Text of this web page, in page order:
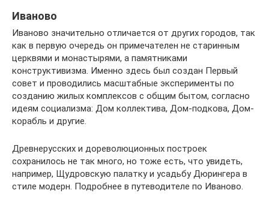
Иваново
Иваново значительно отличается от других городов, так
как в первую очередь он примечателен не старинным
церквями и монастырями, а памятниками
конструктивизма. Именно здесь был создан Первый
совет и проводились масштабные эксперименты по
созданию жилых комплексов с общим бытом, согласно
идеям социализма: Дом коллектива, Дом-подкова, Дом-
корабль и другие.
Древнерусских и дореволюционных построек
сохранилось не так много, но тоже есть, что увидеть,
например, Щудровскую палатку и усадьбу Дюрингера в
стиле модерн. Подробнее в путеводителе по Иваново.